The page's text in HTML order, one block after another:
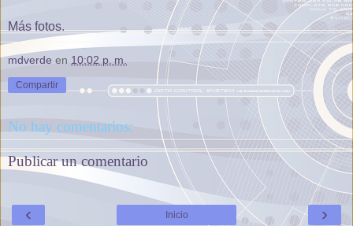
Más fotos.
mdverde en 10:02 p. m.
Compartir
No hay comentarios:
Publicar un comentario
‹ ›
Inicio